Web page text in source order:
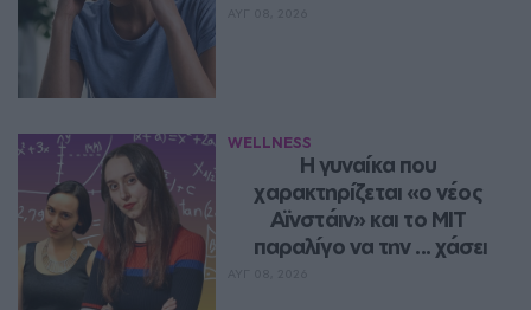
WELLNESS
Η γυναίκα που
χαρακτηρίζεται «ο νέος
Αϊνστάιν» και το MIT
παραλίγο να την ... χάσει